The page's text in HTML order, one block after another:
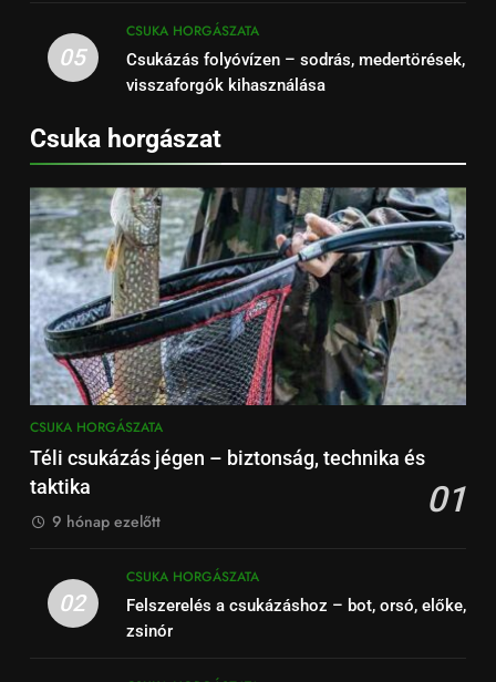
05
CSUKA HORGÁSZATA
Csukázás folyóvízen – sodrás, medertörések,
visszaforgók kihasználása
Csuka horgászat
CSUKA HORGÁSZATA
Téli csukázás jégen – biztonság, technika és
taktika
01
9 hónap ezelőtt
02
CSUKA HORGÁSZATA
Felszerelés a csukázáshoz – bot, orsó, előke,
zsinór